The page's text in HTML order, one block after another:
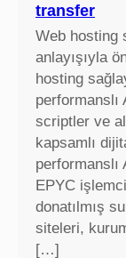
transfer
Web hosting
anlayışıyla
hosting
performanslı
scriptler ve
kapsamlı
EPYC
donatılmış
siteleri,
[…]